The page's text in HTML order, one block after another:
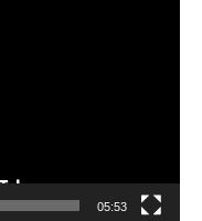
05:53